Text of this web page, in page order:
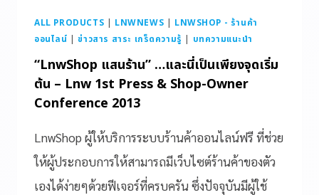
ALL PRODUCTS | LNWNEWS | LNWSHOP - ร้านค้า
ออนไลน์ |ข่าวสาร สาระ เกร็ดความรู้ | บทความแนะนำ
“LnwShop แสนร้าน” …และนี่เป็นเพียงจุดเริ่ม
ต้น – Lnw 1st Press & Shop-Owner
Conference 2013
LnwShop ผู้ให้บริการระบบร้านค้าออนไลน์ฟรี ที่ช่วย
ให้ผู้ประกอบการให้สามารถมีเว็บไซต์ร้านค้าของตัว
เองได้ง่ายๆด้วยฟีเจอร์ที่ครบครัน ซึ่งปัจจุบันมีผู้ใช้